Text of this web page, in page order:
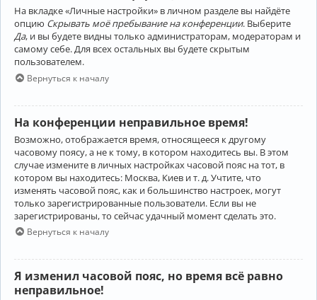
На вкладке «Личные настройки» в личном разделе вы найдёте
опцию Скрывать моё пребывание на конференции. Выберите
Да, и вы будете видны только администраторам, модераторам и
самому себе. Для всех остальных вы будете скрытым
пользователем.
Вернуться к началу
На конференции неправильное время!
Возможно, отображается время, относящееся к другому
часовому поясу, а не к тому, в котором находитесь вы. В этом
случае измените в личных настройках часовой пояс на тот, в
котором вы находитесь: Москва, Киев и т. д. Учтите, что
изменять часовой пояс, как и большинство настроек, могут
только зарегистрированные пользователи. Если вы не
зарегистрированы, то сейчас удачный момент сделать это.
Вернуться к началу
Я изменил часовой пояс, но время всё равно
неправильное!